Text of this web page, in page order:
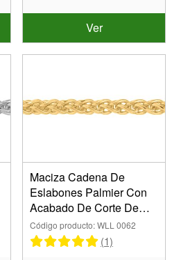
Ver
Maciza Cadena De
Eslabones Palmier Con
Acabado De Corte De
Diamante De3,20 mm,
Oro Amarillo De 18 Quilat
Código producto: WLL 0062
(1)